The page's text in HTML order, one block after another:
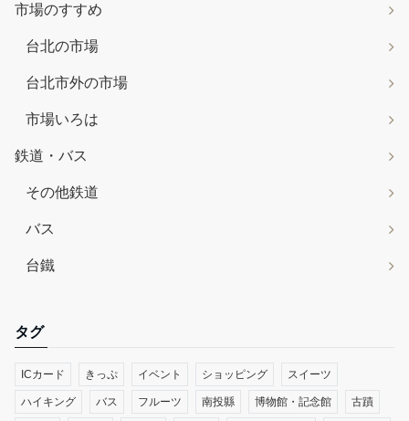
市場のすすめ
台北の市場
台北市外の市場
市場いろは
鉄道・バス
その他鉄道
バス
台鐵
タグ
ICカード きっぷ イベント ショッピング スイーツ
ハイキング バス フルーツ 南投縣 博物館・記念館 古蹟